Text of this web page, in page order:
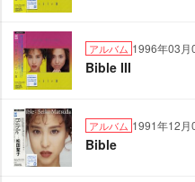
アルバム 1996年03月
Bible III
アルバム 1991年12月
Bible